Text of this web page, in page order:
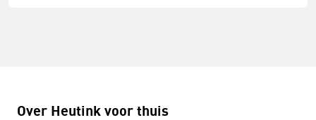
Over Heutink voor thuis